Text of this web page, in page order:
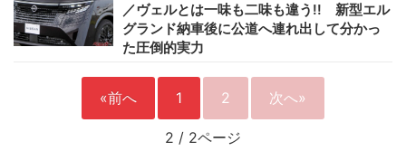
／ヴェルとは一味も二味も違う!! 新型エル
グランド納車後に公道へ連れ出して分かっ
た圧倒的実力
«前へ 1 2 次へ»
2 / 2ページ